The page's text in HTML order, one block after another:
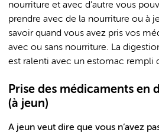
nourriture et avec d’autre vous
prendre avec de la nourriture ou à
savoir quand vous avez pris vos
avec ou sans nourriture. La
est ralenti avec un estomac rempli
Prise des médicaments en
(à jeun)
A jeun veut dire que vous n’avez